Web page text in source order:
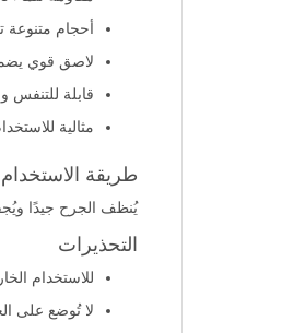
أحجام متنوعة
لاصق قوي
قابلة للتنفس
مثالية
طريقة الاستخدام
يُنظف الجرح جيدًا
التحذيرات
للاستخدام
لا تُوضع على